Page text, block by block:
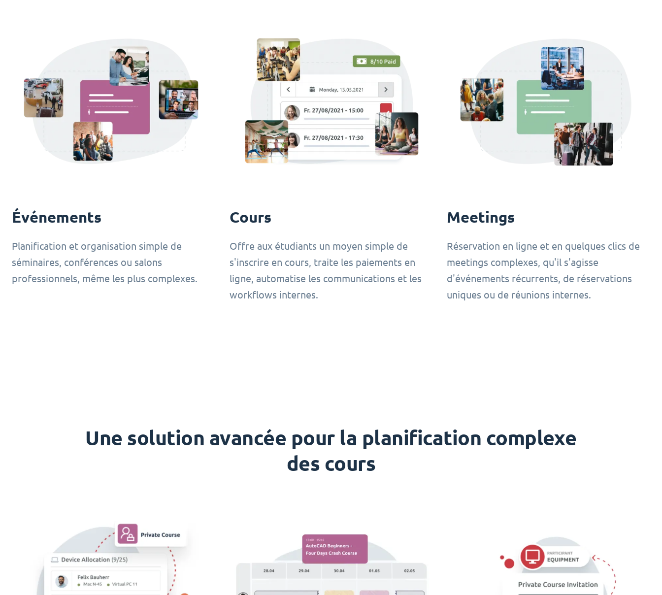
Événements
Planification et organisation simple de
séminaires, conférences ou salons
professionnels, même les plus complexes.
Cours
Offre aux étudiants un moyen simple de
s'inscrire en cours, traite les paiements en
ligne, automatise les communications et les
workflows internes.
Meetings
Réservation en ligne et en quelques clics de
meetings complexes, qu'il s'agisse
d'événements récurrents, de réservations
uniques ou de réunions internes.
Une solution avancée pour la planification complexe
des cours